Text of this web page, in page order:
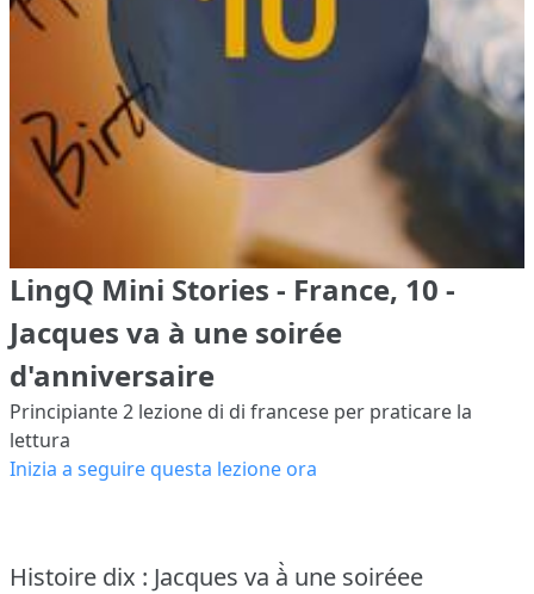
LingQ Mini Stories - France, 10 -
Jacques va à une soirée
d'anniversaire
Principiante 2 lezione di di francese per praticare la
lettura
Inizia a seguire questa lezione ora
Histoire dix : Jacques va à̀ une soiréee